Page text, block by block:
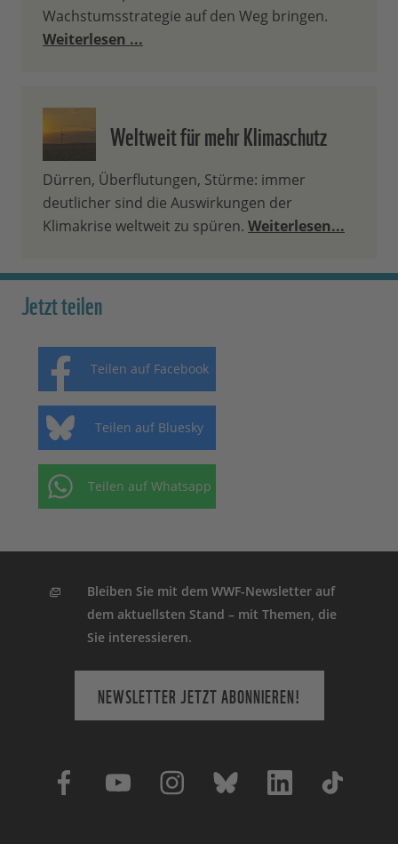
Wachstumsstrategie auf den Weg bringen.
Weiterlesen ...
Weltweit für mehr Klimaschutz
Dürren, Überflutungen, Stürme: immer
deutlicher sind die Auswirkungen der
Klimakrise weltweit zu spüren. Weiterlesen...
Jetzt teilen
Teilen auf Facebook
Teilen auf Bluesky
Teilen auf Whatsapp
Bleiben Sie mit dem WWF-Newsletter auf
dem aktuellsten Stand – mit Themen, die
Sie interessieren.
NEWSLETTER JETZT ABONNIEREN!